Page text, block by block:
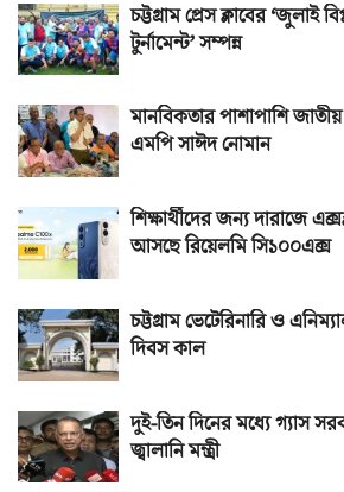
চট্টগ্রাম প্রেস ক্লাবের ‘জুলাই
টুর্নামেন্ট’ সম্পন্ন
মানবিকতার পাশাপাশি
এমপি সাঈদ নোমান
শিক্ষার্থীদের জন্য দারাজে
আসছে রিয়েলমি সি১০০এক্স
চট্টগ্রাম ভেটেরিনারি ও
দিবস কাল
দুই-তিন দিনের মধ্যে গ্যাস
জ্বালানি মন্ত্রী